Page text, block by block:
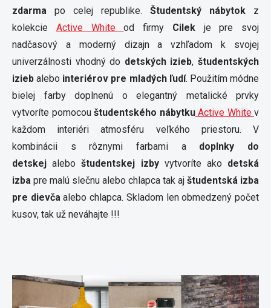
zdarma po celej republike. Študentský nábytok z
kolekcie Active Whiteod firmy Cilekje pre svoj
nadčasový a moderný dizajn a vzhľadom k svojej
univerzálnosti vhodný do detských izieb,študentských
izieb alebo interiérov pre mladých ľudí. Použitím módne
bielej farby doplnenú o elegantný metalické prvky
vytvoríte pomocouštudentského nábytkuActive White v
každom interiéri atmosféru veľkého priestoru. V
kombinácii s rôznymi farbami a doplnky do
detskej aleboštudentskej izbyvytvoríte ako detská
izba pre malú slečnu alebo chlapca tak aj študentská izba
pre dievčaalebo chlapca. Skladom len obmedzený počet
kusov, tak už neváhajte !!!